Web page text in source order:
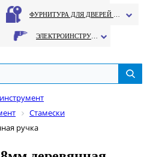
Стамески
ручка